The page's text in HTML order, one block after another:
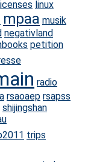
linux
mpaa musik
negativland
petition
radio
rsaoaep rsapss
shijingshan
trips